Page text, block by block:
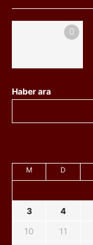
Haber ara
M D
3
4
10
11